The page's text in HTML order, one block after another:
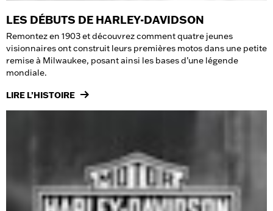
LES DÉBUTS DE HARLEY-DAVIDSON
Remontez en 1903 et découvrez comment quatre jeunes
visionnaires ont construit leurs premières motos dans une petite
remise à Milwaukee, posant ainsi les bases d’une légende
mondiale.
LIRE L’HISTOIRE